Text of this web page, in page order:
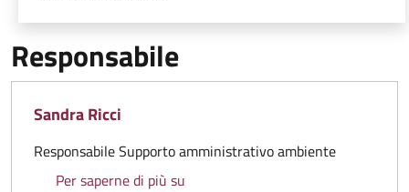
Responsabile
Sandra Ricci
Responsabile Supporto amministrativo ambiente
Per saperne di più su